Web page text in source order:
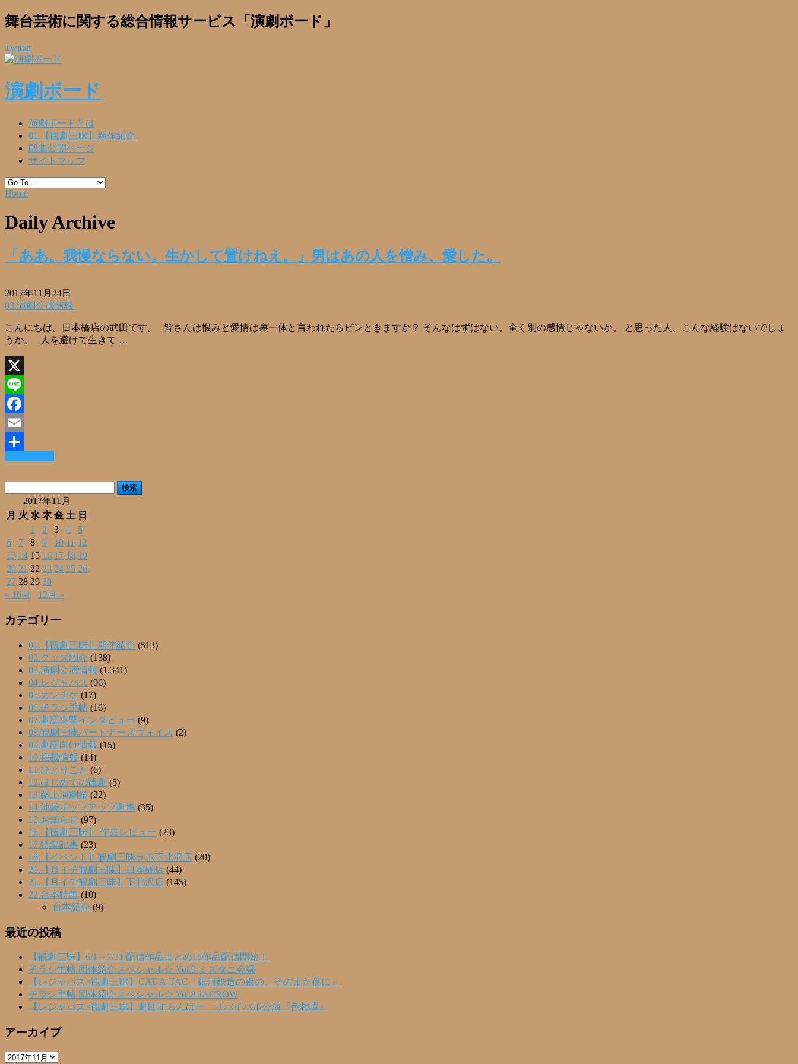
舞台芸術に関する総合情報サービス「演劇ボード」
Twitter
演劇ボード
演劇ボードとは
01.【観劇三昧】新作紹介
戯曲公開ページ
サイトマップ
Home
Daily Archive
「ああ。我慢ならない。生かして置けねえ。」男はあの人を憎み、愛した。
2017年11月24日
03.演劇公演情報
こんにちは。日本橋店の武田です。 皆さんは恨みと愛情は裏一体と言われたらピンときますか？ そんなはずはない。全く別の感情じゃないか。 と思った人、こんな経験はないでしょ
うか。 人を避けて生きて …
X
Line
Facebook
Email
共
有
2017年11月
月 火 水 木 金 土 日
1
2 3 4
5
6
7 8 9 10 11 12
13 14 15 16 17 18 19
20 21 22 23 24 25 26
27 28 29 30
« 10月
12月 »
カテゴリー
01.【観劇三昧】新作紹介 (513)
02.グッズ紹介 (138)
03.演劇公演情報 (1,341)
04.レジャパス (96)
05.カンチケ (17)
06.チラシ手帖 (16)
07.劇団突撃インタビュー (9)
08.観劇三昧パートナーズヴォイス (2)
09.劇団向け情報 (15)
10.掲載情報 (14)
11.ひとりごと (6)
12.はじめての観劇 (5)
13.路上演劇祭 (22)
14.池袋ポップアップ劇場 (35)
15.お知らせ (97)
16.【観劇三昧】 作品レビュー (23)
17.特集記事 (23)
18.【イベント】観劇三昧ラボ下北沢店 (20)
20.【月イチ観劇三昧】日本橋店 (44)
21.【月イチ観劇三昧】下北沢店 (145)
22.台本特集 (10)
台本紹介 (9)
最近の投稿
【観劇三昧】6/1～7/31 配信作品まとめ15作品配信開始！
チラシ手帖 団体紹介スペシャル☆ Vol.9 ミズタニ会議
【レジャパス×観劇三昧】CAT-A-TAC『銀河鉄道の夜の、そのまた夜に』
チラシ手帖 団体紹介スペシャル☆ Vol.8 JACROW
【レジャパス×観劇三昧】劇団すらんばー リバイバル公演『色相環』
アーカイブ
ア